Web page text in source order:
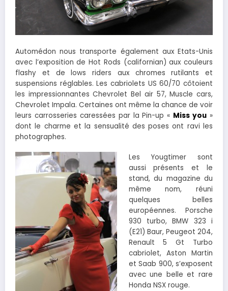
Automédon nous transporte également aux Etats-Unis
avec l’exposition de Hot Rods (californian) aux couleurs
flashy et de lows riders aux chromes rutilants et
suspensions réglables. Les cabriolets US 60/70 côtoient
les impressionnantes Chevrolet Bel air 57, Muscle cars,
Chevrolet Impala. Certaines ont même la chance de voir
leurs carrosseries caressées par la Pin-up « Miss you »
dont le charme et la sensualité des poses ont ravi les
photographes.
Les Yougtimer sont
aussi présents et le
stand, du magazine du
même nom, réuni
quelques belles
européennes. Porsche
930 turbo, BMW 323 i
(E21) Baur, Peugeot 204,
Renault 5 Gt Turbo
cabriolet, Aston Martin
et Saab 900, s’exposent
avec une belle et rare
Honda NSX rouge.